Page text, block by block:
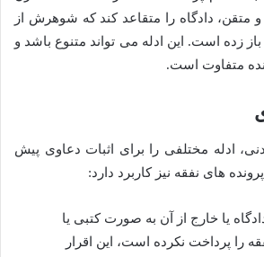
و متقن، دادگاه را متقاعد کند که شوهرش از
زده است. این ادله می تواند متنوع باشد و
متفاوت است.
ادله مختلفی را برای اثبات دعاوی پیش
های نفقه نیز کاربرد دارد:
یا خارج از آن به صورت کتبی یا
را پرداخت نکرده است، این اقرار